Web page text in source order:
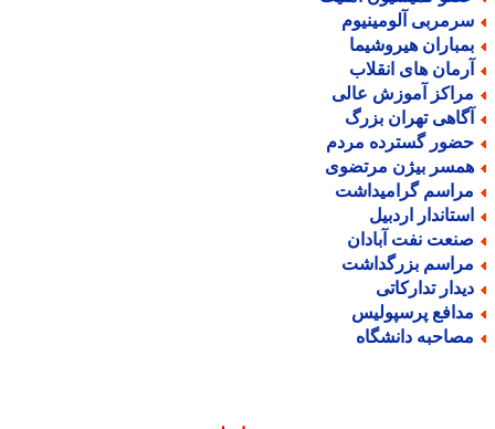
آلومینیوم
هیروشیما
های انقلاب
آموزش عالی
تهران بزرگ
گسترده مردم
بیژن مرتضوی
گرامیداشت
اردبیل
نفت آبادان
بزرگداشت
تدارکاتی
پرسپولیس
دانشگاه